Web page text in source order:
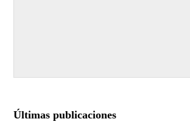
Últimas publicaciones